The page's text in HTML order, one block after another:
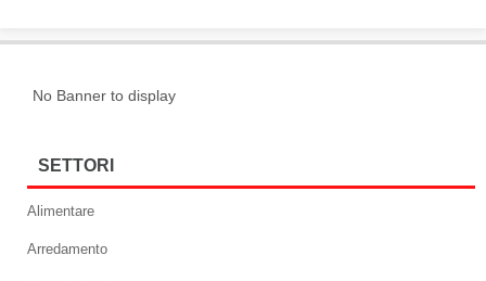
No Banner to display
SETTORI
Alimentare
Arredamento